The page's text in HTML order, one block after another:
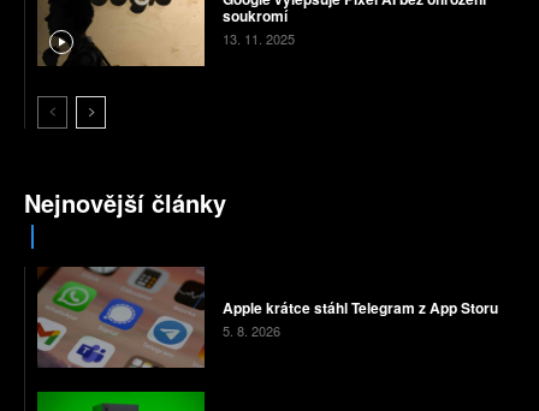
soukromí
13. 11. 2025
Nejnovější články
Apple krátce stáhl Telegram z App Storu
5. 8. 2026